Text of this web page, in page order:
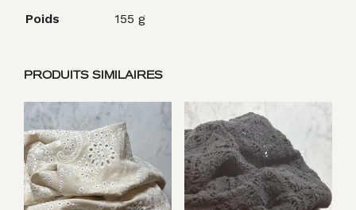
Poids 155 g
PRODUITS SIMILAIRES